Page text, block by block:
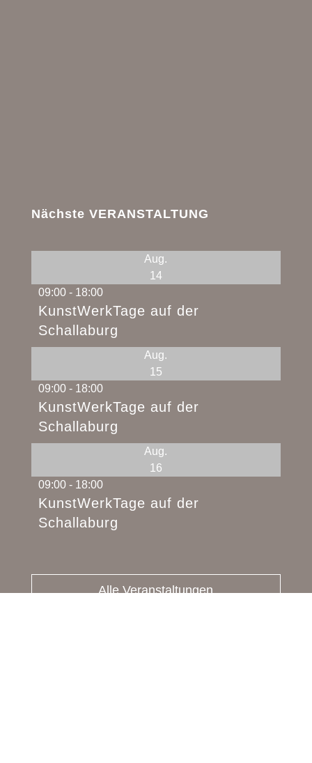
Nächste VERANSTALTUNG
Aug.
14
09:00- 18:00
KunstWerkTage auf der
Schallaburg
Aug.
15
09:00- 18:00
KunstWerkTage auf der
Schallaburg
Aug.
16
09:00- 18:00
KunstWerkTage auf der
Schallaburg
Alle Veranstaltungen